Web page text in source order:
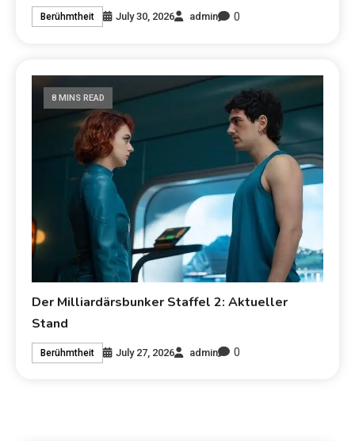
Berühmtheit July 30, 2026 admin 0
8 MINS READ
Der Milliardärsbunker Staffel 2: Aktueller
Stand
Berühmtheit July 27, 2026 admin 0